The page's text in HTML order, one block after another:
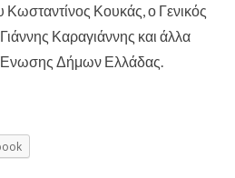
Κουκάς, ο Γενικός
Καραγιάννης και άλλα
Ένωσης Δήμων Ελλάδας.